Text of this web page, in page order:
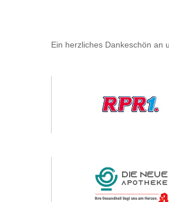
Ein herzliches Dankeschön an